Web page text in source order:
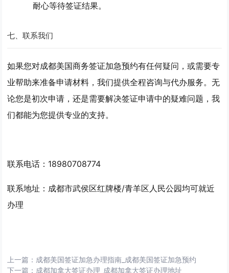
耐心等待签证结果。
七、联系我们
如果您对成都美国商务签证加急预约有任何疑问，或需要专
业帮助来准备申请材料，我们提供全程咨询与代办服务。无
论您是初次申请，还是需要解决签证申请中的疑难问题，我
们都能为您提供专业的支持。
联系电话：18980708774
联系地址：成都市武侯区红牌楼/青羊区人民公园均可就近
办理
上一篇： 成都美国签证加急办理指南_成都美国签证加急预约
下一篇： 成都加拿大签证办理_成都加拿大签证办理地址